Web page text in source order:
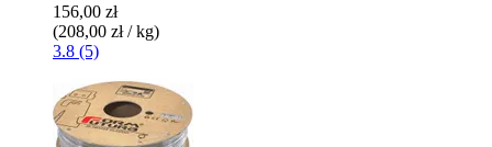
156,00 zł
(208,00 zł / kg)
3.8 (5)